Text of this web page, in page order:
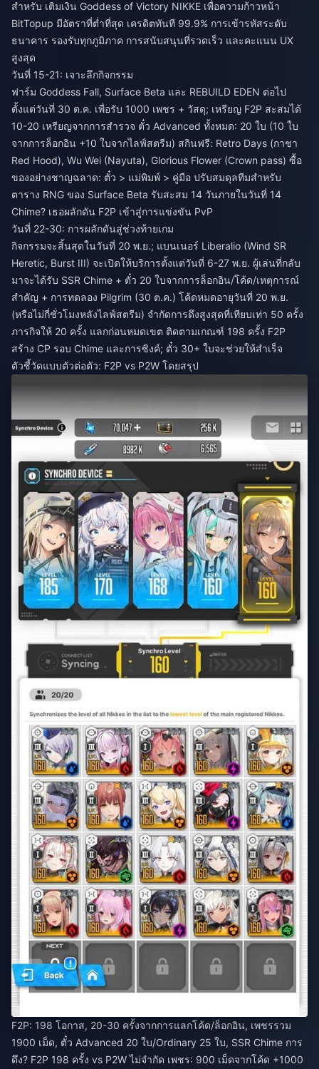
สำหรับ เติมเงิน Goddess of Victory NIKKE เพื่อความก้าวหน้า
BitTopup มีอัตราที่ต่ำที่สุด เครดิตทันที 99.9% การเข้ารหัสระดับ
ธนาคาร รองรับทุกภูมิภาค การสนับสนุนที่รวดเร็ว และคะแนน UX
สูงสุด
วันที่ 15-21: เจาะลึกกิจกรรม
ฟาร์ม Goddess Fall, Surface Beta และ REBUILD EDEN ต่อไป
ตั้งแต่วันที่ 30 ต.ค. เพื่อรับ 1000 เพชร + วัสดุ; เหรียญ F2P สะสมได้
10-20 เหรียญจากการสำรวจ ตั๋ว Advanced ทั้งหมด: 20 ใบ (10 ใบ
จากการล็อกอิน +10 ใบจากไลฟ์สตรีม) สกินฟรี: Retro Days (กาชา
Red Hood), Wu Wei (Nayuta), Glorious Flower (Crown pass) ซื้อ
ของอย่างชาญฉลาด: ตั๋ว > แม่พิมพ์ > คู่มือ ปรับสมดุลทีมสำหรับ
ตาราง RNG ของ Surface Beta รับสะสม 14 วันภายในวันที่ 14
Chime? เธอผลักดัน F2P เข้าสู่การแข่งขัน PvP
วันที่ 22-30: การผลักดันสู่ช่วงท้ายเกม
กิจกรรมจะสิ้นสุดในวันที่ 20 พ.ย.; แบนเนอร์ Liberalio (Wind SR
Heretic, Burst III) จะเปิดให้บริการตั้งแต่วันที่ 6-27 พ.ย. ผู้เล่นที่กลับ
มาจะได้รับ SSR Chime + ตั๋ว 20 ใบจากการล็อกอิน/โค้ด/เหตุการณ์
สำคัญ + การทดลอง Pilgrim (30 ต.ค.) โค้ดหมดอายุวันที่ 20 พ.ย.
(หรือไม่กี่ชั่วโมงหลังไลฟ์สตรีม) จำกัดการดึงสูงสุดที่เทียบเท่า 50 ครั้ง
ภารกิจให้ 20 ครั้ง แลกก่อนหมดเขต ติดตามเกณฑ์ 198 ครั้ง F2P
สร้าง CP รอบ Chime และการซิงค์; ตั๋ว 30+ ใบจะช่วยให้สำเร็จ
ตัวชี้วัดแบบตัวต่อตัว: F2P vs P2W โดยสรุป
F2P: 198 โอกาส, 20-30 ครั้งจากการแลกโค้ด/ล็อกอิน, เพชรรวม
1900 เม็ด, ตั๋ว Advanced 20 ใบ/Ordinary 25 ใบ, SSR Chime การ
ดึง? F2P 198 ครั้ง vs P2W ไม่จำกัด เพชร: 900 เม็ดจากโค้ด +1000